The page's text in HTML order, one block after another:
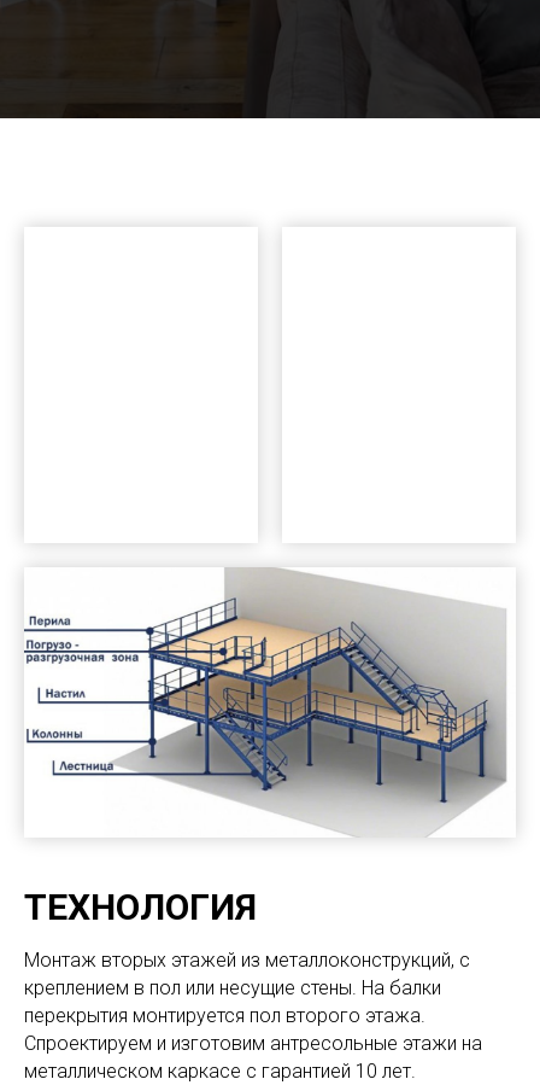
ТЕХНОЛОГИЯ
Монтаж вторых этажей из металлоконструкций, с
креплением в пол или несущие стены. На балки
перекрытия монтируется пол второго этажа.
Спроектируем и изготовим антресольные этажи на
металлическом каркасе с гарантией 10 лет.